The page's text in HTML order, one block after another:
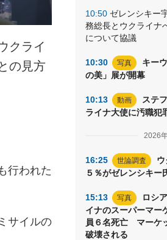
10:50 ゼレンシキー
務総長とウクライナ
について協議
10:30 写真
キー
の美」展が開幕
10:13 動画
ステ
ライナ大使に汚職犯
2026
16:25 世論調査
５％がゼレンシキー
15:13 写真
ロシ
イナのスーパーマー
員６名死亡 マーケ
破壊される
クライ
の見方
行われた
サイルの